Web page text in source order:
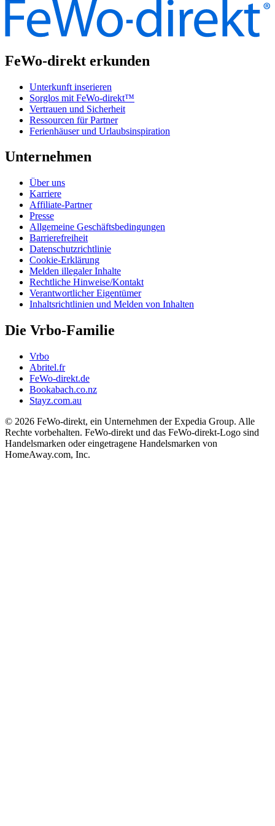
FeWo-direkt erkunden
Unterkunft inserieren
Sorglos mit FeWo-direkt™
Vertrauen und Sicherheit
Ressourcen für Partner
Ferienhäuser und Urlaubsinspiration
Unternehmen
Über uns
Karriere
Affiliate-Partner
Presse
Allgemeine Geschäftsbedingungen
Barrierefreiheit
Datenschutzrichtlinie
Cookie-Erklärung
Melden illegaler Inhalte
Rechtliche Hinweise/Kontakt
Verantwortlicher Eigentümer
Inhaltsrichtlinien und Melden von Inhalten
Die Vrbo-Familie
Vrbo
Abritel.fr
FeWo-direkt.de
Bookabach.co.nz
Stayz.com.au
© 2026 FeWo-direkt, ein Unternehmen der Expedia Group. Alle
Rechte vorbehalten. FeWo-direkt und das FeWo-direkt-Logo sind
Handelsmarken oder eingetragene Handelsmarken von
HomeAway.com, Inc.